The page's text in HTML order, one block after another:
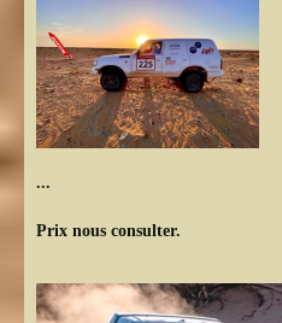
...
Prix nous consulter.